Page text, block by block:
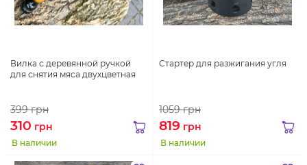
Вилка с деревянной ручкой
для снятия мяса двухцветная
399грн
310 грн
В наличии
Стартер для разжигания угля
1059грн
819 грн
В наличии